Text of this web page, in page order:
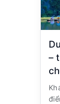
–